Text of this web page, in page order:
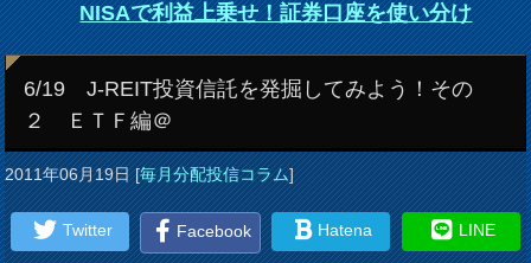
NISAで利益上乗せ！証券口座を使い分け
6/19 J-REIT投資信託を発掘してみよう！その
２ ＥＴＦ編＠
2011年06月19日[毎月分配投信コラム]
Twitter Facebook Hatena LINE